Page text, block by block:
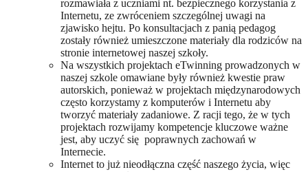
rozmawiała z uczniami nt. bezpiecznego korzystania z
Internetu, ze zwróceniem szczególnej uwagi na
zjawisko hejtu. Po konsultacjach z panią pedagog
zostały również umieszczone materiały dla rodziców na
stronie internetowej naszej szkoły.
Na wszystkich projektach eTwinning prowadzonych w
naszej szkole omawiane były również kwestie praw
autorskich, ponieważ w projektach międzynarodowych
często korzystamy z komputerów i Internetu aby
tworzyć materiały zadaniowe. Z racji tego, że w tych
projektach rozwijamy kompetencje kluczowe ważne
jest, aby uczyć się poprawnych zachowań w
Internecie.
Internet to już nieodłączna część naszego życia, więc